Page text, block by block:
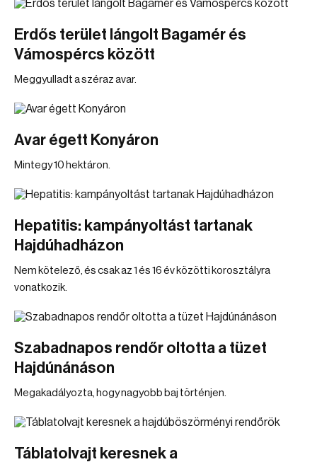
Erdős terület lángolt Bagamér és
Vámospércs között
Meggyulladt a széraz avar.
Avar égett Konyáron
Mintegy 10 hektáron.
Hepatitis: kampányoltást tartanak
Hajdúhadházon
Nem kötelező, és csak az 1 és 16 év közötti korosztályra
vonatkozik.
Szabadnapos rendőr oltotta a tüzet
Hajdúnánáson
Megakadályozta, hogy nagyobb baj történjen.
Táblatolvajt keresnek a